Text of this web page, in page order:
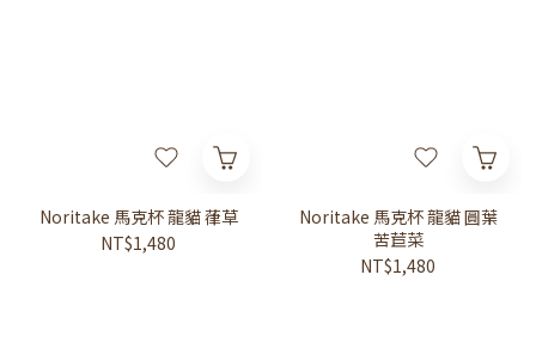
Noritake 馬克杯 龍貓 葎草
NT$1,480
Noritake 馬克杯 龍貓 圓葉
苦苣菜
NT$1,480